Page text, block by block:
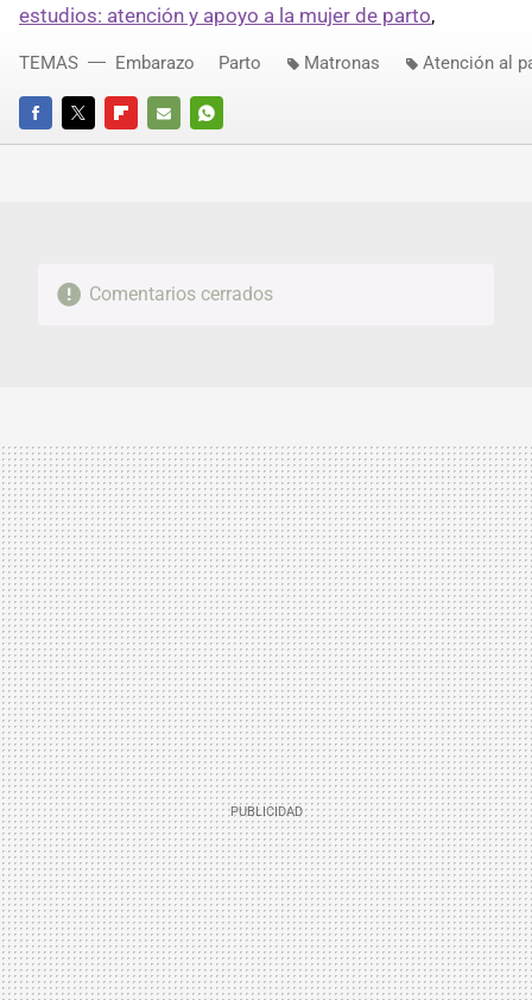
estudios: atención y apoyo a la mujer de parto,
FACEBOOKTWITTERFLIPBOARD
E-
WHATSAPP
TEMAS Embarazo Parto Matronas Atención al
Comentarios cerrados